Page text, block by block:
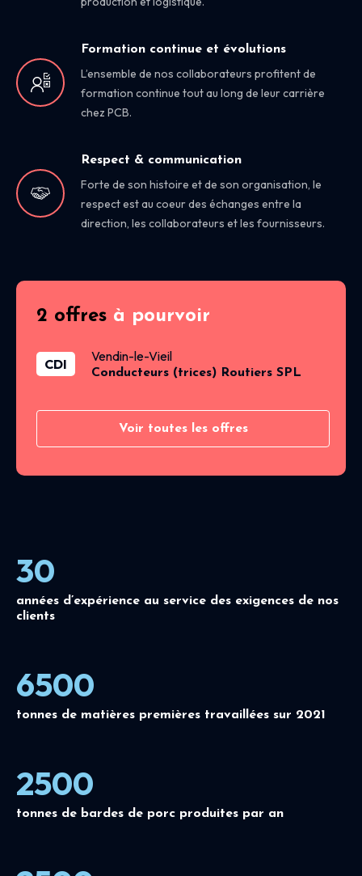
Formation continue et évolutions
L’ensemble de nos collaborateurs profitent de
formation continue tout au long de leur carrière
chez PCB.
Respect & communication
Forte de son histoire et de son organisation, le
respect est au coeur des échanges entre la
direction, les collaborateurs et les fournisseurs.
2 offres à pourvoir
CDI Vendin-le-Vieil
Conducteurs (trices) Routiers SPL
Voir toutes les offres
30
années d’expérience au service des exigences de nos
clients
6500
tonnes de matières premières travaillées sur 2021
2500
tonnes de bardes de porc produites par an